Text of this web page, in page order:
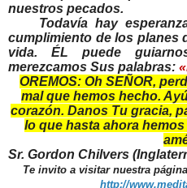
nuestros pecados.
Todavía hay
cumplimiento de los planes
vida. ÉL puede
merezcamos Sus palabras:
OREMOS: Oh SEÑOR,
mal que hemos hecho.
corazón. Danos Tu gracia,
lo que hasta ahora
Sr. Gordon Chilvers
Te invito a visitar nuestra
http://